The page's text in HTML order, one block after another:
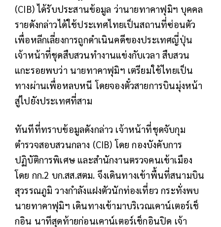
(CIB) ได้รับประสานข้อมูล ว่านายทาคาฟุมิฯ บุคคล
รายดังกล่าวได้ใช้ประเทศไทยเป็นสถานที่ซ่อนตัว
เพื่อหลีกเลี่ยงการถูกดำเนินคดีของประเทศญี่ปุ่น
เจ้าหน้าที่ชุดสืบสวนทำงานแข่งกับเวลา สืบสวน
แกะรอยพบว่า นายทาคาฟุมิฯ เตรียมใช้ไทยเป็น
ทางผ่านเพื่อหลบหนี โดยจองตั๋วสายการบินมุ่งหน้า
สู่ไปยังประเทศที่สาม
ทันทีที่ทราบข้อมูลดังกล่าว เจ้าหน้าที่ชุดจับกุม
ตำรวจสอบสวนกลาง (CIB) โดย กองบังคับการ
ปฏิบัติการพิเศษ และสำนักงานตรวจคนเข้าเมือง
โดย กก.2 บก.สส.สตม. จึงเดินทางเข้าพื้นที่สนามบิน
สุวรรณภูมิ วางกำลังแฝงตัวนักท่องเที่ยว กระทั่งพบ
นายทาคาฟุมิฯ เดินทางเข้ามาบริเวณเคาน์เตอร์เช็
กอิน นาทีสุดท้ายก่อนเคาน์เตอร์เช็กอินปิด เจ้า